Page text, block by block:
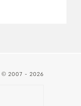
© 2007 - 2026